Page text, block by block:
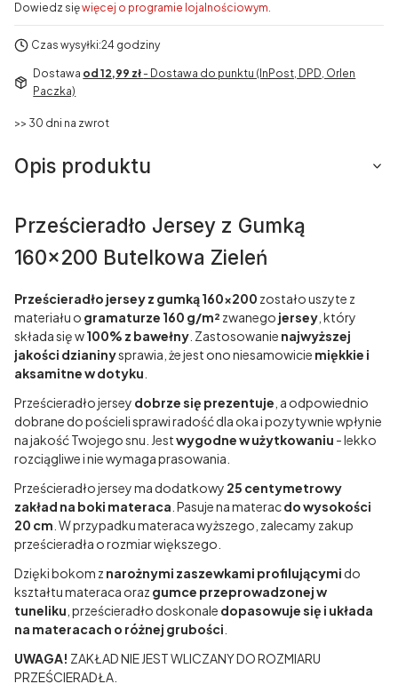
Dowiedz sięwięcej o programie lojalnościowym.
Czas wysyłki:24 godziny
Dostawa od 12,99 zł - Dostawa do punktu (InPost, DPD, Orlen
Paczka)
>> 30 dni na zwrot
Opis produktu
Prześcieradło Jersey z Gumką
160x200 Butelkowa Zieleń
Prześcieradło jersey z gumką 160x200 zostało uszyte z
materiału o gramaturze 160 g/m² zwanego jersey , który
składa się w100% z bawełny . Zastosowanie najwyższej
jakości dzianinysprawia, że jest ono niesamowicie miękkie i
aksamitne w dotyku
Prześcieradło jersey dobrze się prezentuje , a odpowiednio
dobrane do pościeli sprawi radość dla oka i pozytywnie wpłynie
na jakość Twojego snu. Jestwygodne w użytkowaniu - lekko
rozciągliwe i nie wymaga prasowania.
Prześcieradło jersey ma dodatkowy 25 centymetrowy
zakład na boki materaca . Pasuje na materacdo wysokości
20 cm . W przypadku materaca wyższego, zalecamy zakup
prześcieradła o rozmiar większego.
Dzięki bokom z narożnymi zaszewkami profilującymi do
kształtu materaca oraz gumce przeprowadzonej w
tuneliku , prześcieradło doskonale dopasowuje się i układa
na materacach o różnej grubości
UWAGA! ZAKŁAD NIE JEST WLICZANY DO ROZMIARU
PRZEŚCIERADŁA.